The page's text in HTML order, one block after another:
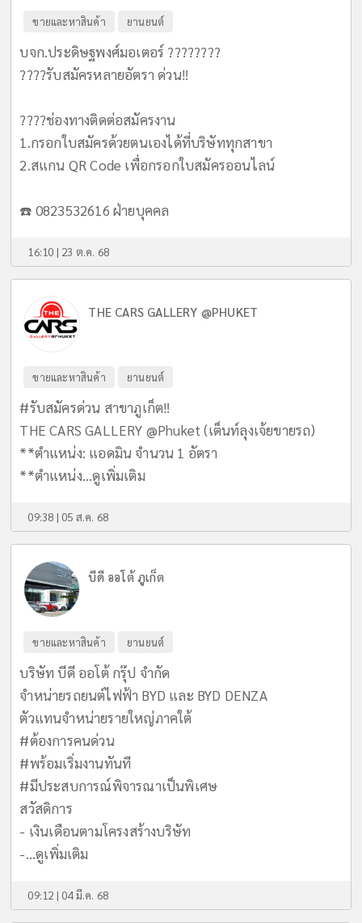
ขายและหาสินค้า ยานยนต์
บจก.ประดิษฐพงศ์มอเตอร์ ????????️
????รับสมัครหลายอัตรา ด่วน‼️
????ช่องทางติดต่อสมัครงาน
1.กรอกใบสมัครด้วยตนเองได้ที่บริษัททุกสาขา
2.สแกน QR Code เพื่อกรอกใบสมัครออนไลน์
☎️ 0823532616 ฝ่ายบุคคล
16:10 | 23 ต.ค. 68
THE CARS GALLERY @PHUKET
ขายและหาสินค้า ยานยนต์
#รับสมัครด่วน สาขาภูเก็ต‼️
THE CARS GALLERY @Phuket (เต็นท์ลุงเจ้ยขายรถ)
**ตำแหน่ง: แอดมิน จำนวน 1 อัตรา
**ตำแหน่ง...ดูเพิ่มเติม
09:38 | 05 ส.ค. 68
บีดี ออโต้ ภูเก็ต
ขายและหาสินค้า ยานยนต์
บริษัท บีดี ออโต้ กรุ๊ป จำกัด
จำหน่ายรถยนต์ไฟฟ้า BYD และ BYD DENZA
ตัวแทนจำหน่ายรายใหญ่ภาคใต้
#ต้องการคนด่วน
#พร้อมเริ่มงานทันที
#มีประสบการณ์พิจารณาเป็นพิเศษ
สวัสดิการ
- เงินเดือนตามโครงสร้างบริษัท
-...ดูเพิ่มเติม
09:12 | 04 มี.ค. 68